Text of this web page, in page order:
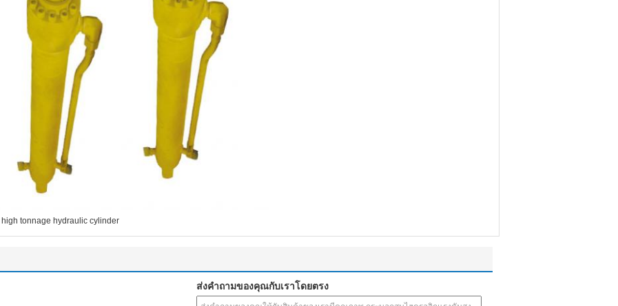
high tonnage hydraulic cylinder
ส่งคำถามของคุณกับเราโดยตรง